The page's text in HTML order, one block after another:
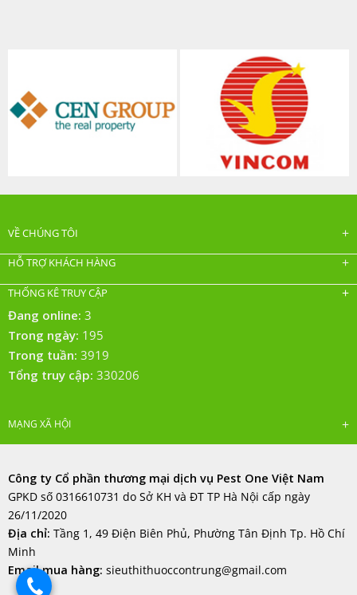
VỀ CHÚNG TÔI
HỖ TRỢ KHÁCH HÀNG
THỐNG KÊ TRUY CẬP
Đang online: 3
Trong ngày: 195
Trong tuần: 3919
Tổng truy cập: 330206
MẠNG XÃ HỘI
Công ty Cổ phần thương mại dịch vụ Pest One Việt Nam
GPKD số 0316610731 do Sở KH và ĐT TP Hà Nội cấp ngày
26/11/2020
Địa chỉ: Tầng 1, 49 Điện Biên Phủ, Phường Tân Định Tp. Hồ Chí
Minh
Email mua hàng: sieuthithuoccontrung@gmail.com